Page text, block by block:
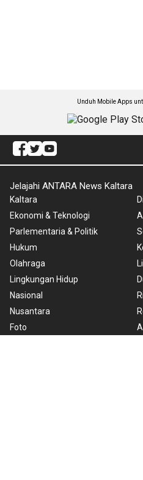
Unduh Mobile Apps
Jelajahi ANTARA News Kaltara
Kaltara
Ekonomi & Teknologi
Parlementaria & Politik
Hukum
Olahraga
Lingkungan Hidup
Nasional
Nusantara
Foto